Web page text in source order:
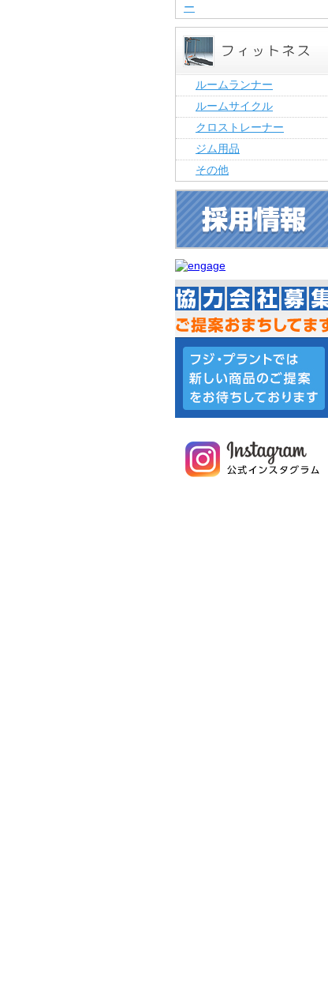
ー
ルームランナー
ルームサイクル
クロストレーナー
ジム用品
その他